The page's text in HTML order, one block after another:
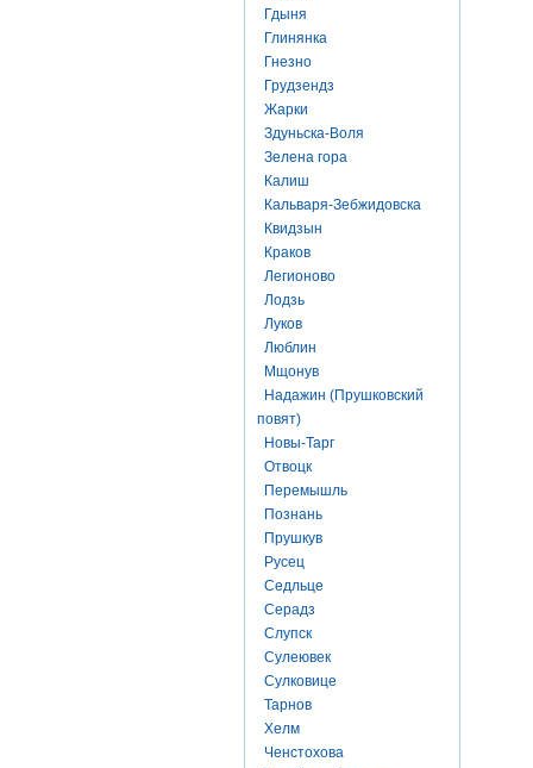
Гдыня
Глинянка
Гнезно
Грудзендз
Жарки
Здуньска-Воля
Зелена гора
Калиш
Кальваря-Зебжидовска
Квидзын
Краков
Легионово
Лодзь
Луков
Люблин
Мщонув
Надажин (Прушковский
повят)
Новы-Тарг
Отвоцк
Перемышль
Познань
Прушкув
Русец
Седльце
Серадз
Слупск
Сулеювек
Сулковице
Тарнов
Хелм
Ченстохова